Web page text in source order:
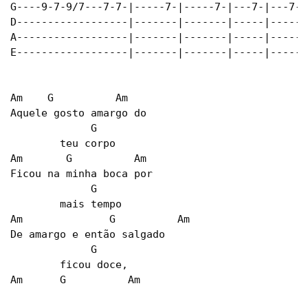
G----9-7-9/7---7-7-|-----7-|-----7-|---7-|---7-|
D------------------|-------|-------|-----|-----|
A------------------|-------|-------|-----|-----|
E------------------|-------|-------|-----|-----|
Am    G          Am
Aquele gosto amargo do
             G
        teu corpo
Am       G          Am
Ficou na minha boca por
             G
        mais tempo
Am              G          Am
De amargo e então salgado
             G
        ficou doce,
Am      G          Am